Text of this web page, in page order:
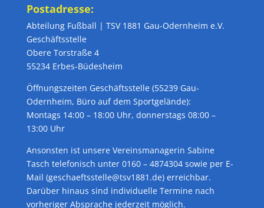
Postadresse:
Abteilung Fußball | TSV 1881 Gau-Odernheim e.V.
Geschäftsstelle
Obere Torstraße 4
55234 Erbes-Büdesheim
Öffnungszeiten Geschäftsstelle (55239 Gau-
Odernheim, Büro auf dem Sportgelände):
Montags 14:00 – 18:00 Uhr, donnerstags 08:00 –
13:00 Uhr
Ansonsten ist unsere Vereinsmanagerin Sabine
Tasch telefonisch unter 0160 – 4874304 sowie per E-
Mail (geschaeftsstelle@tsv1881.de) erreichbar.
Darüber hinaus sind individuelle Termine nach
vorheriger Absprache jederzeit möglich.